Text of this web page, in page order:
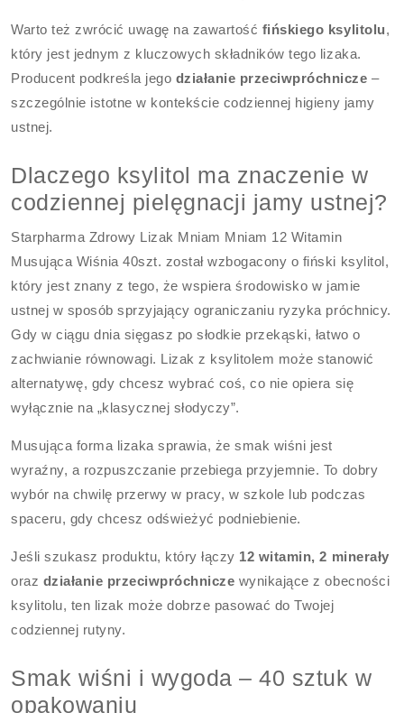
Warto też zwrócić uwagę na zawartość fińskiego ksylitolu,
który jest jednym z kluczowych składników tego lizaka.
Producent podkreśla jego działanie przeciwpróchnicze –
szczególnie istotne w kontekście codziennej higieny jamy
ustnej.
Dlaczego ksylitol ma znaczenie w
codziennej pielęgnacji jamy ustnej?
Starpharma Zdrowy Lizak Mniam Mniam 12 Witamin
Musująca Wiśnia 40szt. został wzbogacony o fiński ksylitol,
który jest znany z tego, że wspiera środowisko w jamie
ustnej w sposób sprzyjający ograniczaniu ryzyka próchnicy.
Gdy w ciągu dnia sięgasz po słodkie przekąski, łatwo o
zachwianie równowagi. Lizak z ksylitolem może stanowić
alternatywę, gdy chcesz wybrać coś, co nie opiera się
wyłącznie na „klasycznej słodyczy”.
Musująca forma lizaka sprawia, że smak wiśni jest
wyraźny, a rozpuszczanie przebiega przyjemnie. To dobry
wybór na chwilę przerwy w pracy, w szkole lub podczas
spaceru, gdy chcesz odświeżyć podniebienie.
Jeśli szukasz produktu, który łączy 12 witamin, 2 minerały
oraz działanie przeciwpróchnicze wynikające z obecności
ksylitolu, ten lizak może dobrze pasować do Twojej
codziennej rutyny.
Smak wiśni i wygoda – 40 sztuk w
opakowaniu